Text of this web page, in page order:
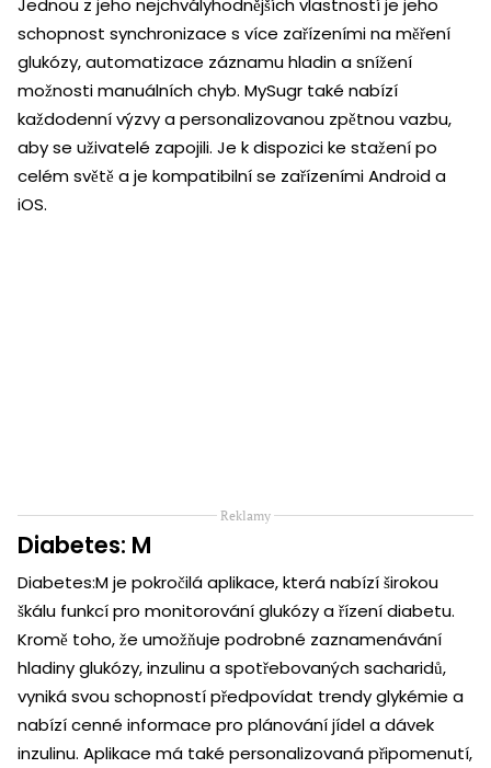
Jednou z jeho nejchvályhodnějších vlastností je jeho
schopnost synchronizace s více zařízeními na měření
glukózy, automatizace záznamu hladin a snížení
možnosti manuálních chyb. MySugr také nabízí
každodenní výzvy a personalizovanou zpětnou vazbu,
aby se uživatelé zapojili. Je k dispozici ke stažení po
celém světě a je kompatibilní se zařízeními Android a
iOS.
Reklamy
Diabetes: M
Diabetes:M je pokročilá aplikace, která nabízí širokou
škálu funkcí pro monitorování glukózy a řízení diabetu.
Kromě toho, že umožňuje podrobné zaznamenávání
hladiny glukózy, inzulinu a spotřebovaných sacharidů,
vyniká svou schopností předpovídat trendy glykémie a
nabízí cenné informace pro plánování jídel a dávek
inzulinu. Aplikace má také personalizovaná připomenutí,